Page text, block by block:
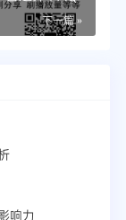
下一篇 »
响力